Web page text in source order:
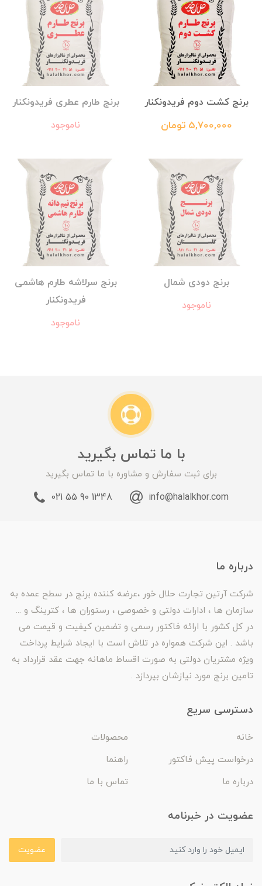
برنج کشت دوم فریدونکنار
5,700,000 تومان
برنج طارم عطری فریدونکنار
ناموجود
برنج دودی شمال
ناموجود
برنج سرلاشه طارم هاشمی
فریدونکنار
ناموجود
با ما تماس بگیرید
برای ثبت سفارش و مشاوره با ما تماس بگیرید
info@halalkhor.com
1348 90 55 021
درباره ما
شرکت آرتین تجارت حلال خور ،عرضه کننده برنج در سطح عمده به
سازمان ها ، ادارات دولتی و خصوصی ، رستوران ها ، کترینگ و ...
در کل کشور با ارائه فاکتور رسمی و تضمین کیفیت و قیمت می
باشد . این شرکت همواره در تلاش است با ایجاد شرایط پرداخت
ویژه مشتریان دولتی به صورت اقساط ماهانه جهت عقد قرارداد به
تامین برنج مورد نیازشان بپردازد .
دسترسی سریع
خانه
محصولات
درخواست پیش فاکتور
راهنما
درباره ما
تماس با ما
عضویت در خبرنامه
عضویت